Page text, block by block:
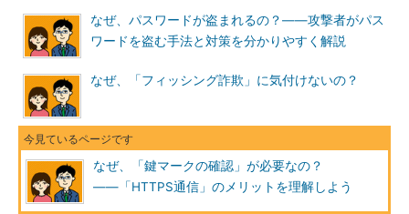
「HTTP（Hypertext Transfer Protocol）」があります。この仕
組みでは、通信の内容が暗号化されていない状態でやりとりされ
ます。そのため、無線LANで暗号化設定を行っていても、Webサ
イトとの通信にHTTPが使用されていれば、通信の内容を第三者
に盗聴されてしまう可能性があります（上図）。
そこで登場するのが、「HTTPS（Hypertext Transfer Protocol
Secure）」です。無線LANの暗号化が、コンピューターと無線
LAN機器の間を暗号化するのに対して、HTTPSでは、「Webブ
ラウザーとWebサーバーの間」の通信が暗号化されます。
なぜ、パスワードが盗まれるの？――攻撃者がパス
ワードを盗む手法と対策を分かりやすく解説
なぜ、「フィッシング詐欺」に気付けないの？
なぜ、「鍵マークの確認」が必要なの？
――「HTTPS通信」のメリットを理解しよう